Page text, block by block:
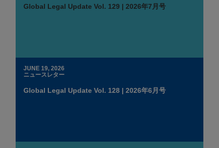
Global Legal Update Vol. 129 | 2026年7月号
JUNE 19, 2026
ニュースレター
Global Legal Update Vol. 128 | 2026年6月号